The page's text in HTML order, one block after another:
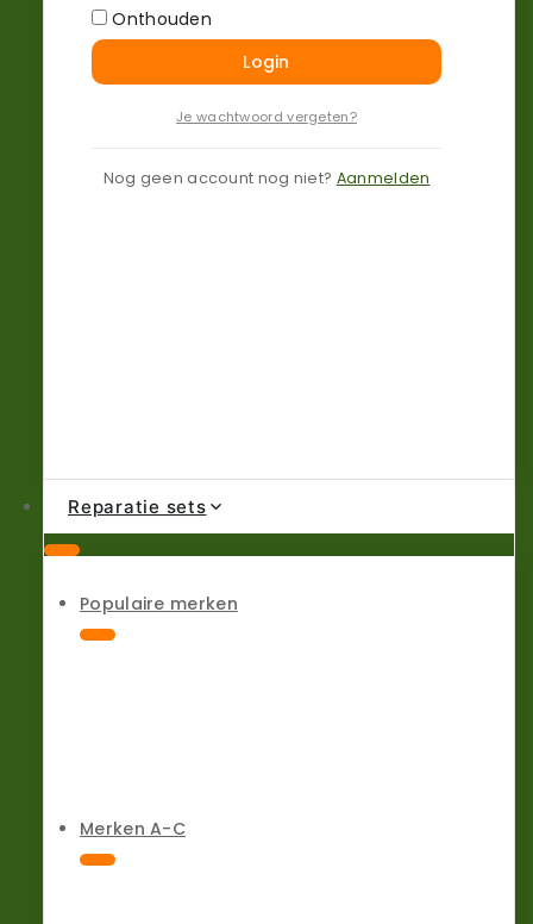
Merken T-Z
Reparatie sets
Populaire merken
Merken A-C
Onthouden
Login
Je wachtwoord vergeten?
Nog geen account nog niet? Aanmelden